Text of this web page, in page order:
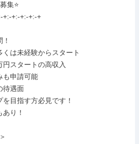
集⭐️
+:-+:-+:-+:-+
は未経験からスタート
スタートの高収入
も申請可能
待遇面
目指す方必見です！
り！